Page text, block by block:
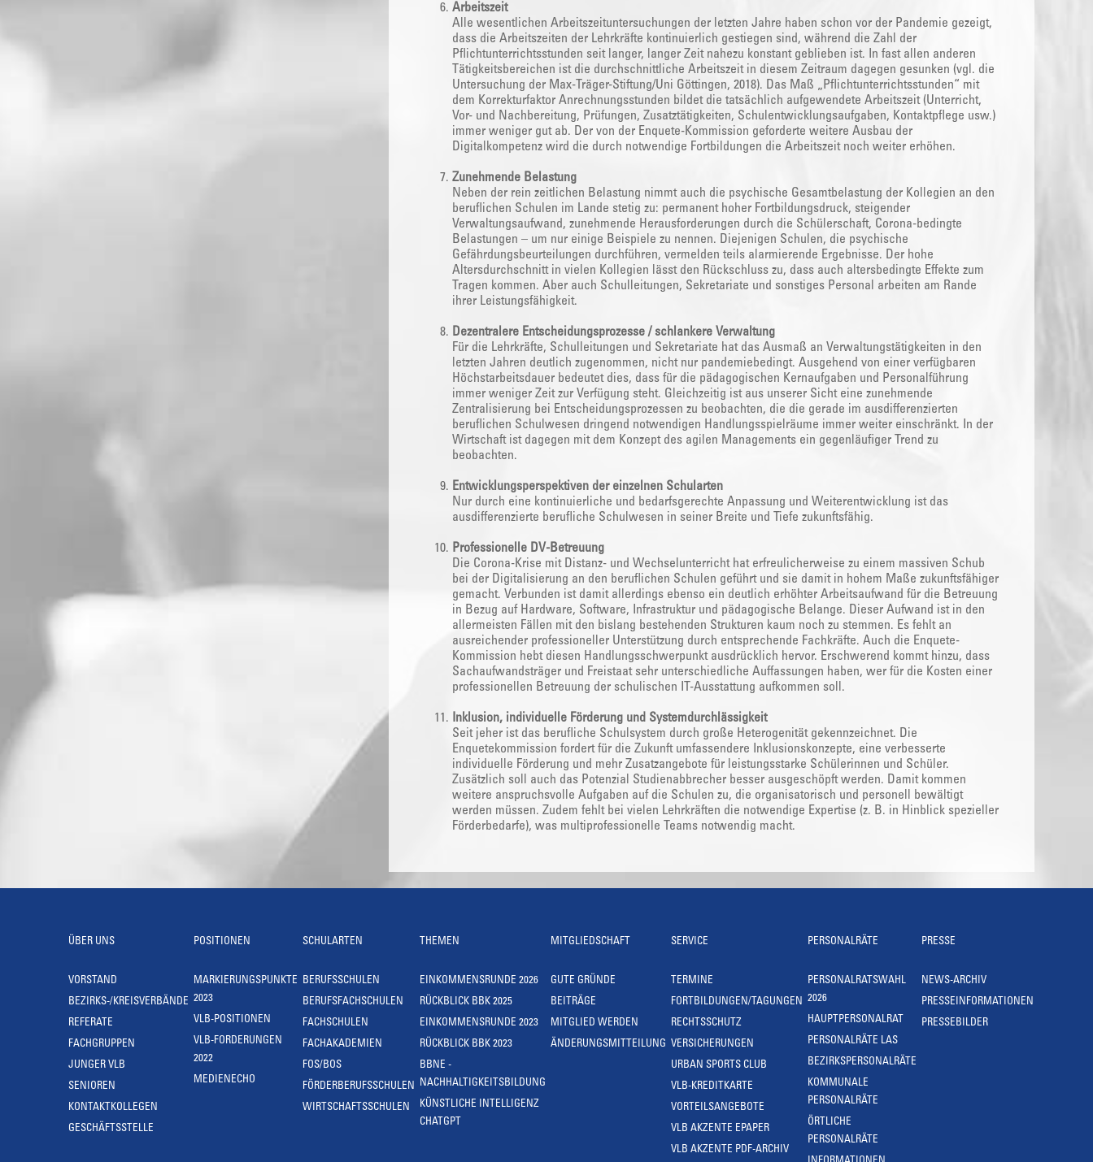
Arbeitszeit
Alle wesentlichen Arbeitszeituntersuchungen der letzten Jahre haben schon vor der Pandemie gezeigt,
dass die Arbeitszeiten der Lehrkräfte kontinuierlich gestiegen sind, während die Zahl der
Pflichtunterrichtsstunden seit langer, langer Zeit nahezu konstant geblieben ist. In fast allen anderen
Tätigkeitsbereichen ist die durchschnittliche Arbeitszeit in diesem Zeitraum dagegen gesunken (vgl. die
Untersuchung der Max-Träger-Stiftung/Uni Göttingen, 2018). Das Maß „Pflichtunterrichtsstunden“ mit
dem Korrekturfaktor Anrechnungsstunden bildet die tatsächlich aufgewendete Arbeitszeit (Unterricht,
Vor- und Nachbereitung, Prüfungen, Zusatztätigkeiten, Schulentwicklungsaufgaben, Kontaktpflege usw.)
immer weniger gut ab. Der von der Enquete-Kommission geforderte weitere Ausbau der
Digitalkompetenz wird die durch notwendige Fortbildungen die Arbeitszeit noch weiter erhöhen.
Zunehmende Belastung
Neben der rein zeitlichen Belastung nimmt auch die psychische Gesamtbelastung der Kollegien an den
beruflichen Schulen im Lande stetig zu: permanent hoher Fortbildungsdruck, steigender
Verwaltungsaufwand, zunehmende Herausforderungen durch die Schülerschaft, Corona-bedingte
Belastungen – um nur einige Beispiele zu nennen. Diejenigen Schulen, die psychische
Gefährdungsbeurteilungen durchführen, vermelden teils alarmierende Ergebnisse. Der hohe
Altersdurchschnitt in vielen Kollegien lässt den Rückschluss zu, dass auch altersbedingte Effekte zum
Tragen kommen. Aber auch Schulleitungen, Sekretariate und sonstiges Personal arbeiten am Rande
ihrer Leistungsfähigkeit.
Dezentralere Entscheidungsprozesse / schlankere Verwaltung
Für die Lehrkräfte, Schulleitungen und Sekretariate hat das Ausmaß an Verwaltungstätigkeiten in den
letzten Jahren deutlich zugenommen, nicht nur pandemiebedingt. Ausgehend von einer verfügbaren
Höchstarbeitsdauer bedeutet dies, dass für die pädagogischen Kernaufgaben und Personalführung
immer weniger Zeit zur Verfügung steht. Gleichzeitig ist aus unserer Sicht eine zunehmende
Zentralisierung bei Entscheidungsprozessen zu beobachten, die die gerade im ausdifferenzierten
beruflichen Schulwesen dringend notwendigen Handlungsspielräume immer weiter einschränkt. In der
Wirtschaft ist dagegen mit dem Konzept des agilen Managements ein gegenläufiger Trend zu
beobachten.
Entwicklungsperspektiven der einzelnen Schularten
Nur durch eine kontinuierliche und bedarfsgerechte Anpassung und Weiterentwicklung ist das
ausdifferenzierte berufliche Schulwesen in seiner Breite und Tiefe zukunftsfähig.
Professionelle DV-Betreuung
Die Corona-Krise mit Distanz- und Wechselunterricht hat erfreulicherweise zu einem massiven Schub
bei der Digitalisierung an den beruflichen Schulen geführt und sie damit in hohem Maße zukunftsfähiger
gemacht. Verbunden ist damit allerdings ebenso ein deutlich erhöhter Arbeitsaufwand für die Betreuung
in Bezug auf Hardware, Software, Infrastruktur und pädagogische Belange. Dieser Aufwand ist in den
allermeisten Fällen mit den bislang bestehenden Strukturen kaum noch zu stemmen. Es fehlt an
ausreichender professioneller Unterstützung durch entsprechende Fachkräfte. Auch die Enquete-
Kommission hebt diesen Handlungsschwerpunkt ausdrücklich hervor. Erschwerend kommt hinzu, dass
Sachaufwandsträger und Freistaat sehr unterschiedliche Auffassungen haben, wer für die Kosten einer
professionellen Betreuung der schulischen IT-Ausstattung aufkommen soll.
Inklusion, individuelle Förderung und Systemdurchlässigkeit
Seit jeher ist das berufliche Schulsystem durch große Heterogenität gekennzeichnet. Die
Enquetekommission fordert für die Zukunft umfassendere Inklusionskonzepte, eine verbesserte
individuelle Förderung und mehr Zusatzangebote für leistungsstarke Schülerinnen und Schüler.
Zusätzlich soll auch das Potenzial Studienabbrecher besser ausgeschöpft werden. Damit kommen
weitere anspruchsvolle Aufgaben auf die Schulen zu, die organisatorisch und personell bewältigt
werden müssen. Zudem fehlt bei vielen Lehrkräften die notwendige Expertise (z. B. in Hinblick spezieller
Förderbedarfe), was multiprofessionelle Teams notwendig macht.
ÜBER UNS
VORSTAND
BEZIRKS-/KREISVERBÄNDE
REFERATE
FACHGRUPPEN
JUNGER VLB
SENIOREN
KONTAKTKOLLEGEN
GESCHÄFTSSTELLE
POSITIONEN
MARKIERUNGSPUNKTE
2023
VLB-POSITIONEN
VLB-FORDERUNGEN
2022
MEDIENECHO
SCHULARTEN
BERUFSSCHULEN
BERUFSFACHSCHULEN
FACHSCHULEN
FACHAKADEMIEN
FOS/BOS
FÖRDERBERUFSSCHULEN
WIRTSCHAFTSSCHULEN
THEMEN
EINKOMMENSRUNDE 2026
RÜCKBLICK BBK 2025
EINKOMMENSRUNDE 2023
RÜCKBLICK BBK 2023
BBNE -
NACHHALTIGKEITSBILDUNG
KÜNSTLICHE INTELLIGENZ
CHATGPT
MITGLIEDSCHAFT
GUTE GRÜNDE
BEITRÄGE
MITGLIED WERDEN
ÄNDERUNGSMITTEILUNG
SERVICE
TERMINE
FORTBILDUNGEN/TAGUNGEN
RECHTSSCHUTZ
VERSICHERUNGEN
URBAN SPORTS CLUB
VLB-KREDITKARTE
VORTEILSANGEBOTE
VLB AKZENTE EPAPER
VLB AKZENTE PDF-ARCHIV
PERSONALRÄTE
PERSONALRATSWAHL
2026
HAUPTPERSONALRAT
PERSONALRÄTE LAS
BEZIRKSPERSONALRÄTE
KOMMUNALE
PERSONALRÄTE
ÖRTLICHE
PERSONALRÄTE
PRESSE
NEWS-ARCHIV
PRESSEINFORMATIONEN
PRESSEBILDER